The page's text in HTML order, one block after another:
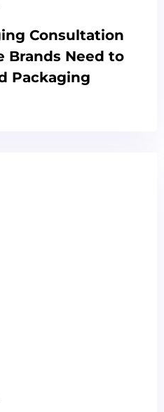
Consultation
Brands Need to
Packaging